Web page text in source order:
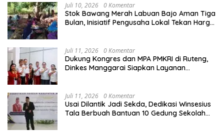
Juli 10, 2026 0 Komentar
Stok Bawang Merah Labuan Bajo Aman Tiga
Bulan, Inisiatif Pengusaha Lokal Tekan Harga
Juli 11, 2026 0 Komentar
Dukung Kongres dan MPA PMKRI di Ruteng,
Dinkes Manggarai Siapkan Layanan
Juli 11, 2026 0 Komentar
Usai Dilantik Jadi Sekda, Dedikasi Winsesius
Tala Berbuah Bantuan 10 Gedung Sekolah